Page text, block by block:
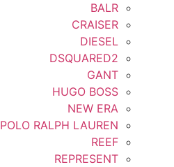
BALR
CRAISER
DIESEL
DSQUARED2
GANT
HUGO BOSS
NEW ERA
POLO RALPH LAUREN
REEF
REPRESENT